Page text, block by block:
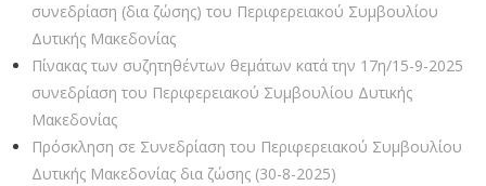
συνεδρίαση (δια ζώσης) του Περιφερειακού Συμβουλίου
Δυτικής Μακεδονίας
Πίνακας των συζητηθέντων θεμάτων κατά την 17η/15-9-2025
συνεδρίαση του Περιφερειακού Συμβουλίου Δυτικής
Μακεδονίας
Πρόσκληση σε Συνεδρίαση του Περιφερειακού Συμβουλίου
Δυτικής Μακεδονίας δια ζώσης (30-8-2025)